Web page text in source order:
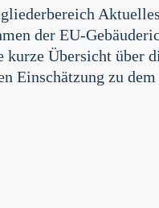
der EU-
kurze Übersicht über
Einschätzung zu dem